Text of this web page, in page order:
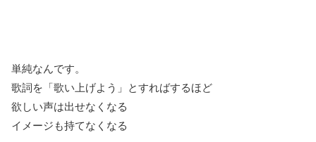
単純なんです。
歌詞を「歌い上げよう」とすればするほど
欲しい声は出せなくなる
イメージも持てなくなる